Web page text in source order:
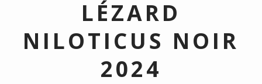
LÉZARD
NILOTICUS NOIR
2024